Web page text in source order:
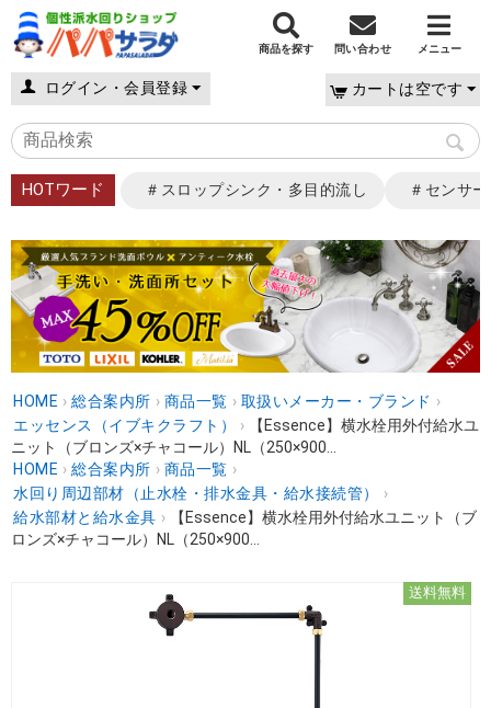
商品を探す 問い合わせ メニュー
ログイン・会員登録 カートは空です
HOTワード ＃スロップシンク・多目的流し ＃センサ
HOME › 総合案内所 › 商品一覧 › 取扱いメーカー・ブランド ›
エッセンス（イブキクラフト）
›
【Essence】横水栓用外付給水ユ
ニット（ブロンズ×チャコール）NL（250×900...
HOME › 総合案内所 › 商品一覧 ›
水回り周辺部材（止水栓・排水金具・給水接続管）
›
給水部材と給水金具 ›
【Essence】横水栓用外付給水ユニット（ブ
ロンズ×チャコール）NL（250×900...
送料無料